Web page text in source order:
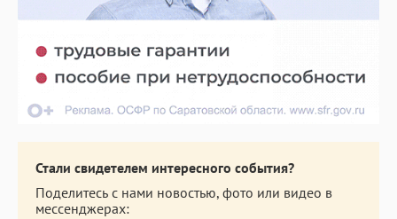
Стали свидетелем интересного события?
Поделитесь с нами новостью, фото или видео в
мессенджерах: